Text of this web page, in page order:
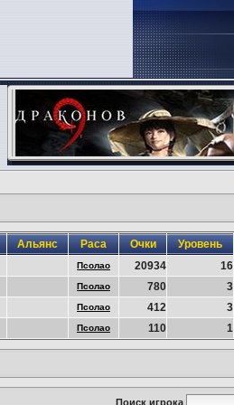
Альянс Раса Очки Уровень
Псолао 20934 16
Псолао 780 3
Псолао 412 3
Псолао 110 1
Поиск игрока